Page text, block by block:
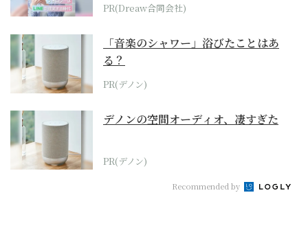
PR(Dreaw合同会社)
「音楽のシャワー」浴びたことはあ
る？
PR(デノン)
デノンの空間オーディオ、凄すぎた
PR(デノン)
Recommended by